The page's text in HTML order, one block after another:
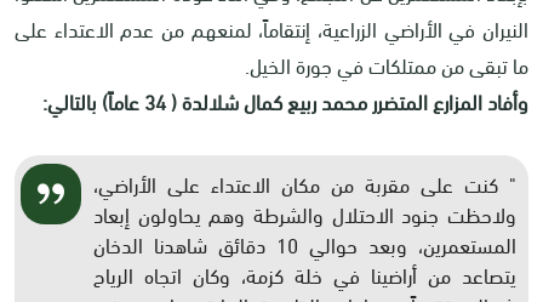
النيران في الأراضي الزراعية، إنتقاماً، لمنعهم من عدم الاعتداء على
ما تبقى من ممتلكات في جورة الخيل.
وأفاد المزارع المتضرر محمد ربيع كمال شلالدة ( 34 عاماً) بالتالي:
" كنت على مقربة من مكان الاعتداء على الأراضي،
ولاحظت جنود الاحتلال والشرطة وهم يحاولون إبعاد
المستعمرين، وبعد حوالي 10 دقائق شاهدنا الدخان
يتصاعد من أراضينا في خلة كزمة، وكان اتجاه الرياح